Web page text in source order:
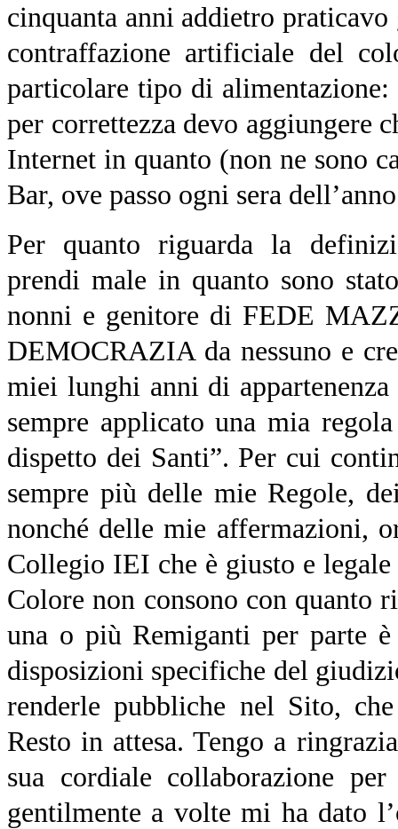
cinquanta anni addietro
contraffazione artificiale del
particolare tipo di
per correttezza devo aggiungere
Internet in quanto (non ne sono
Bar, ove passo ogni sera
Per quanto riguarda la
prendi male in quanto sono
nonni e genitore di FEDE
DEMOCRAZIA da nessuno e
miei lunghi anni di
sempre applicato una mia
dispetto dei Santi”. Per cui
sempre più delle mie Regole,
nonché delle mie affermazioni,
Collegio IEI che è giusto e
Colore non consono con quanto
una o più Remiganti per parte
disposizioni specifiche del
renderle pubbliche nel Sito,
Resto in attesa. Tengo a
sua cordiale collaborazione
gentilmente a volte mi ha dato